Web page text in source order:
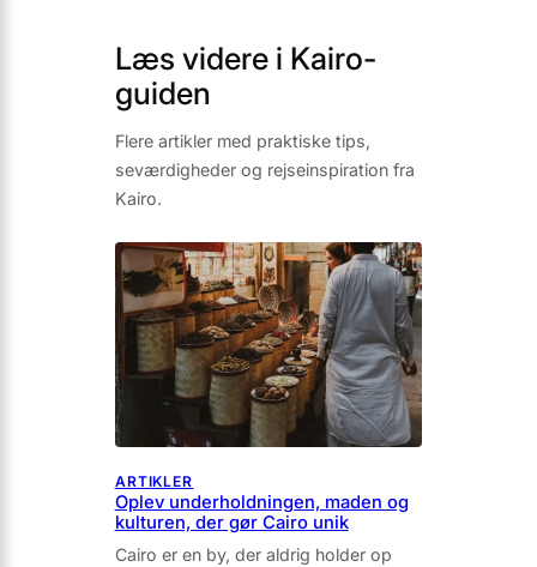
Læs videre i Kairo-
guiden
Flere artikler med praktiske tips,
seværdigheder og rejseinspiration fra
Kairo.
ARTIKLER
Oplev underholdningen, maden og
kulturen, der gør Cairo unik
Cairo er en by, der aldrig holder op